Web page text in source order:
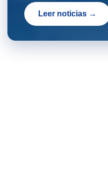
Leer noticias →